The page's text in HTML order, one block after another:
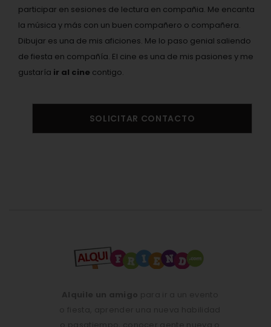
participar en sesiones de lectura en compañia. Me encanta
la música y más con un buen compañero o compañera.
Dibujar es una de mis aficiones. Me lo paso genial saliendo
de fiesta en compañía. El cine es una de mis pasiones y me
gustaría ir al cine contigo.
SOLICITAR CONTACTO